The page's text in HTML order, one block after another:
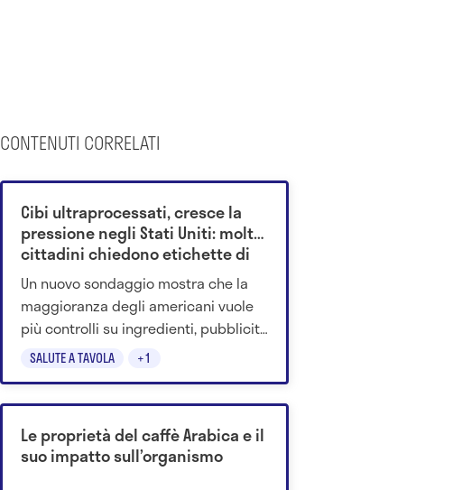
CONTENUTI CORRELATI
SALUTE A TAVOLA +1
Cibi ultraprocessati, cresce la
pressione negli Stati Uniti: molti
cittadini chiedono etichette di
avvertimento
Un nuovo sondaggio mostra che la
maggioranza degli americani vuole
più controlli su ingredienti, pubblicità
e sicurezza dei prodotti industriali
Le proprietà del caffè Arabica e il
suo impatto sull’organismo